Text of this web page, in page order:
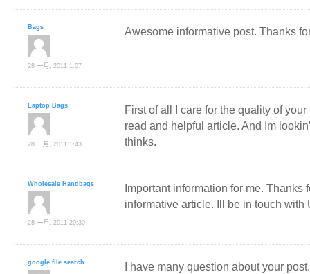
Bags
28 一月, 2011 1:07
Awesome informative post. Thanks
Laptop Bags
28 一月, 2011 1:43
First of all I care for the quality of
read and helpful article. And Im
thinks.
Wholesale Handbags
28 一月, 2011 20:30
Important information for me. Thanks
informative article. Ill be in touch with
google file search
I have many question about your